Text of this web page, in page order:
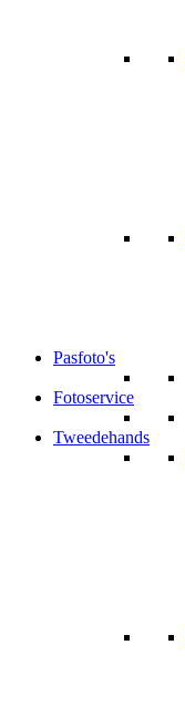
Pasfoto's
Fotoservice
Tweedehands